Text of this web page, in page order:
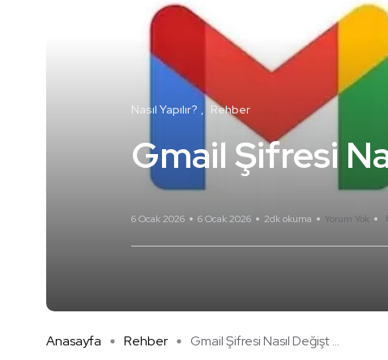
Nasıl Yapılır? Rehber
Gmail Şifresi
6 Ocak 2026 6 Ocak 2026 2dk okuma Yorum Yok
Anasayfa Rehber Gmail Şifresi Nasıl Değişt ...